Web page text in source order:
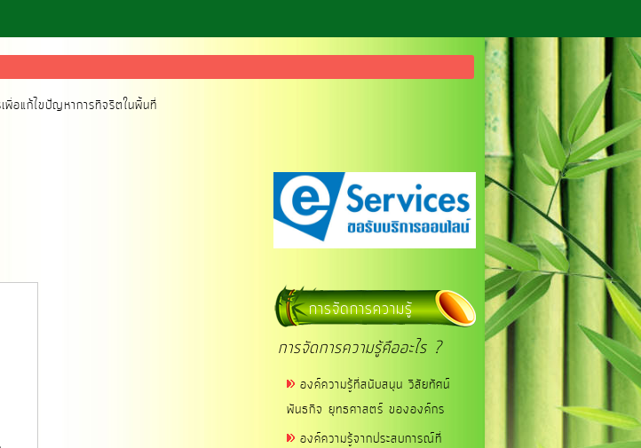
พื่อแก้ไขปัญหาการทิจริตในพื้นที่
การจัดการความรู้
การจัดการความรู้คืออะไร ?
องค์ความรู้ที่สนับสนุน วิสัยทัศน์
พันธกิจ ยุทธศาสตร์ ขององค์กร
องค์ความรู้จากประสบการณ์ที่